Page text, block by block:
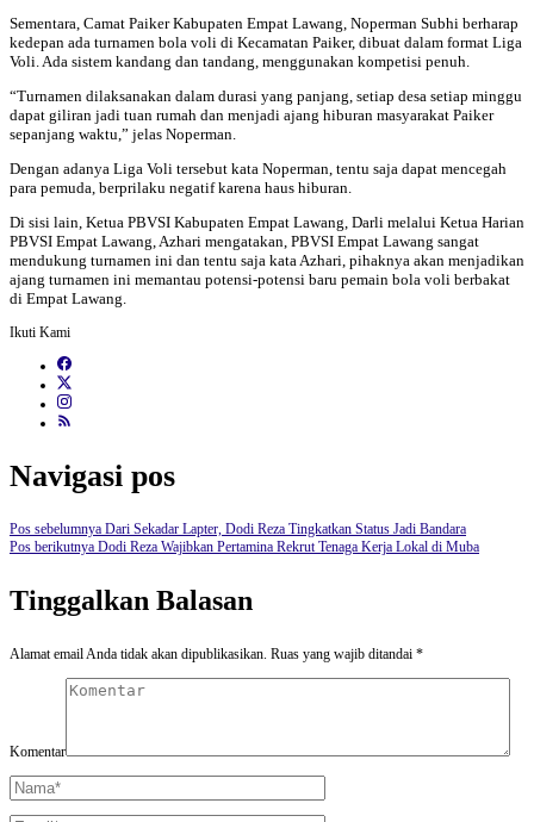
Sementara, Camat Paiker Kabupaten Empat Lawang, Noperman Subhi berharap
kedepan ada turnamen bola voli di Kecamatan Paiker, dibuat dalam format Liga
Voli. Ada sistem kandang dan tandang, menggunakan kompetisi penuh.
“Turnamen dilaksanakan dalam durasi yang panjang, setiap desa setiap minggu
dapat giliran jadi tuan rumah dan menjadi ajang hiburan masyarakat Paiker
sepanjang waktu,” jelas Noperman.
Dengan adanya Liga Voli tersebut kata Noperman, tentu saja dapat mencegah
para pemuda, berprilaku negatif karena haus hiburan.
Di sisi lain, Ketua PBVSI Kabupaten Empat Lawang, Darli melalui Ketua Harian
PBVSI Empat Lawang, Azhari mengatakan, PBVSI Empat Lawang sangat
mendukung turnamen ini dan tentu saja kata Azhari, pihaknya akan menjadikan
ajang turnamen ini memantau potensi-potensi baru pemain bola voli berbakat
di Empat Lawang.
Ikuti Kami
Navigasi pos
Pos sebelumnya Dari Sekadar Lapter, Dodi Reza Tingkatkan Status Jadi Bandara
Pos berikutnya Dodi Reza Wajibkan Pertamina Rekrut Tenaga Kerja Lokal di Muba
Tinggalkan Balasan
Alamat email Anda tidak akan dipublikasikan. Ruas yang wajib ditandai *
Komentar